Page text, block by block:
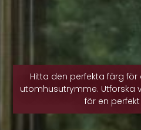
Hitta den perfekta färg
utomhusutrymme. Utforska
för en